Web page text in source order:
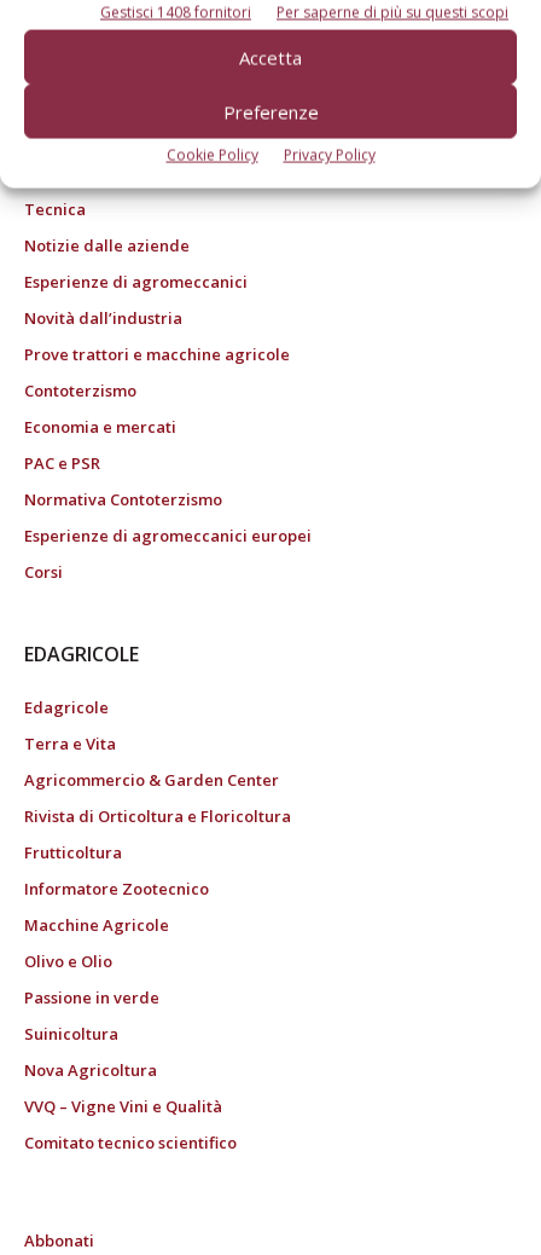
Gestisci 1408 fornitori Per saperne di più su questi scopi
Accetta
Preferenze
Cookie Policy Privacy Policy
© Tecniche Nuove Spa. Tutti i diritti riservati. Sede legale Via Eritrea 21 -
20157 Milano | Codice fiscale, Partita IVA e Iscrizione al Registro delle
imprese di Milano: 00753480151
registrata presso il Tribunale di Bologna n. 6111 del 12/06/1992)
ROC "Poste italiane Spa sped. Abbonamento Postale DL 353/2003 conv. L.
27/02/2004 n. 46, art.1c.1: DCB Bologna" ROC n. 24344 dell'11 marzo 2014
Tecnica
Notizie dalle aziende
Esperienze di agromeccanici
Novità dall’industria
Prove trattori e macchine agricole
Contoterzismo
Economia e mercati
PAC e PSR
Normativa Contoterzismo
Esperienze di agromeccanici europei
Corsi
EDAGRICOLE
Edagricole
Terra e Vita
Agricommercio & Garden Center
Rivista di Orticoltura e Floricoltura
Frutticoltura
Informatore Zootecnico
Macchine Agricole
Olivo e Olio
Passione in verde
Suinicoltura
Nova Agricoltura
VVQ – Vigne Vini e Qualità
Comitato tecnico scientifico
Abbonati